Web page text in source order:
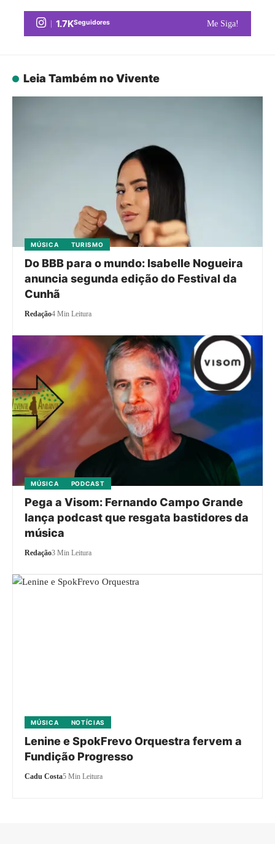
1.7KSeguidores Me Siga!
Leia Também no Vivente
MÚSICA TURISMO
Do BBB para o mundo: Isabelle Nogueira
anuncia segunda edição do Festival da
Cunhã
Redação4 Min Leitura
MÚSICA PODCAST
Pega a Visom: Fernando Campo Grande
lança podcast que resgata bastidores da
música
Redação3 Min Leitura
MÚSICA NOTÍCIAS
Lenine e SpokFrevo Orquestra fervem a
Fundição Progresso
Cadu Costa5 Min Leitura